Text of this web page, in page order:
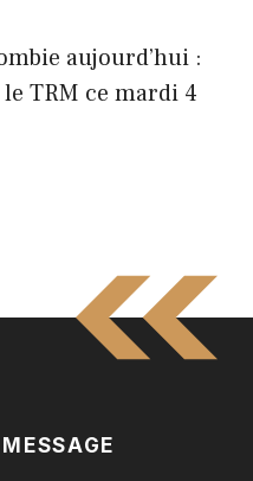
aujourd’hui :
TRM ce mardi 4